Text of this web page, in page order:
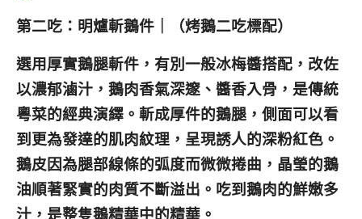
第二吃：明爐斬鵝件｜（烤鵝二吃標配）
選用厚實鵝腿斬件，有別一般冰梅醬搭配，改佐
以濃郁滷汁，鵝肉香氣深邃、醬香入骨，是傳統
粵菜的經典演繹。斬成厚件的鵝腿，側面可以看
到更為發達的肌肉紋理，呈現誘人的深粉紅色。
鵝皮因為腿部線條的弧度而微微捲曲，晶瑩的鵝
油順著緊實的肉質不斷溢出。吃到鵝肉的鮮嫩多
汁，是整隻鵝精華中的精華。